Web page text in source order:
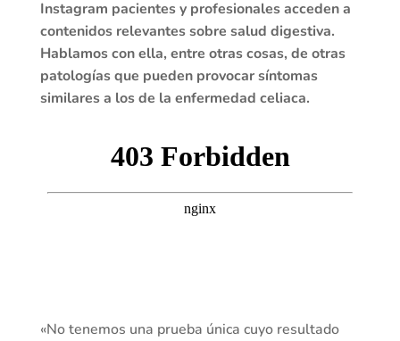
Instagram pacientes y profesionales acceden a
contenidos relevantes sobre salud digestiva.
Hablamos con ella, entre otras cosas, de otras
patologías que pueden provocar síntomas
similares a los de la enfermedad celiaca.
«No tenemos una prueba única cuyo resultado